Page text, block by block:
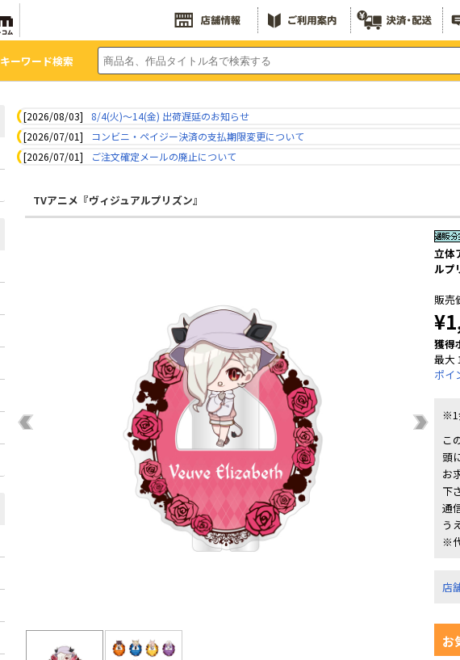
キーワード検索
[2026/08/03]
8/4(火)～14(金) 出荷遅延のお知らせ
[2026/07/01]
コンビニ・ペイジー決済の支払期限変更について
[2026/07/01]
ご注文確定メールの廃止について
TVアニメ『ヴィジュアルプリズン』
立体
ルプ
販売
獲得
最大
ポイ
※1
こ
頭
お
下
通
う
※
店
お